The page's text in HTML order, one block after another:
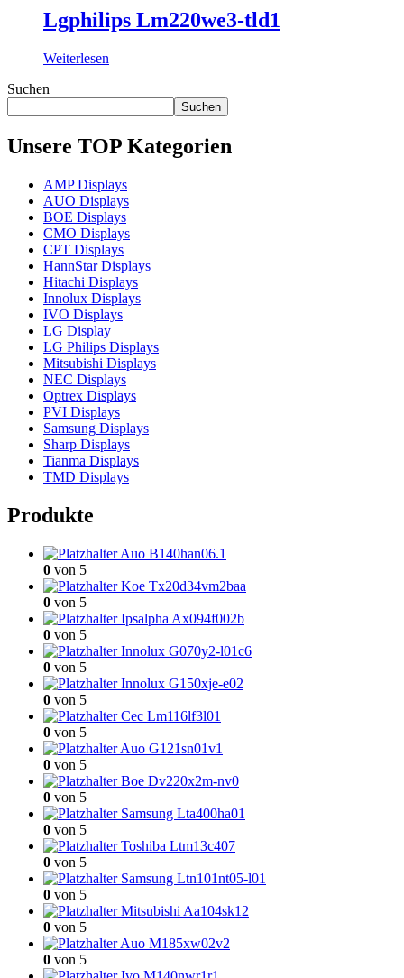
Lgphilips Lm220we3-tld1
Weiterlesen
Suchen
Suchen
Unsere TOP Kategorien
AMP Displays
AUO Displays
BOE Displays
CMO Displays
CPT Displays
HannStar Displays
Hitachi Displays
Innolux Displays
IVO Displays
LG Display
LG Philips Displays
Mitsubishi Displays
NEC Displays
Optrex Displays
PVI Displays
Samsung Displays
Sharp Displays
Tianma Displays
TMD Displays
Produkte
Auo B140han06.1
0 von 5
Koe Tx20d34vm2baa
0 von 5
Ipsalpha Ax094f002b
0 von 5
Innolux G070y2-l01c6
0 von 5
Innolux G150xje-e02
0 von 5
Cec Lm116lf3l01
0 von 5
Auo G121sn01v1
0 von 5
Boe Dv220x2m-nv0
0 von 5
Samsung Lta400ha01
0 von 5
Toshiba Ltm13c407
0 von 5
Samsung Ltn101nt05-l01
0 von 5
Mitsubishi Aa104sk12
0 von 5
Auo M185xw02v2
0 von 5